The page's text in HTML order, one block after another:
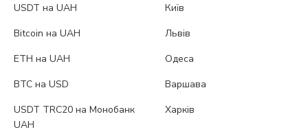
USDT на UAH
Bitcoin на UAH
ETH на UAH
BTC на USD
USDT TRC20 на Монобанк
UAH
Київ
Львів
Одеса
Варшава
Харків